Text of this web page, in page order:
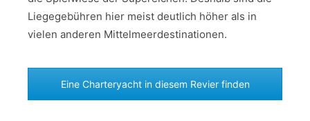
Liegegebühren hier meist deutlich höher als in
vielen anderen Mittelmeerdestinationen.
Eine Charteryacht in diesem Revier finden